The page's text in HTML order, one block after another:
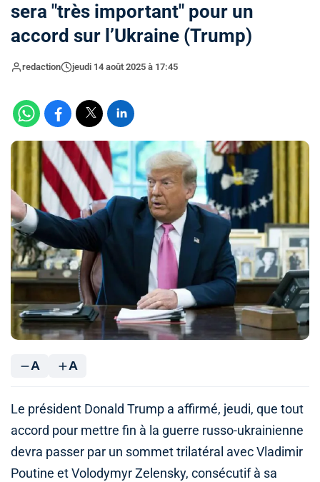
sera "très important" pour un
accord sur l’Ukraine (Trump)
redaction jeudi 14 août 2025 à 17:45
A A
Le président Donald Trump a affirmé, jeudi, que tout
accord pour mettre fin à la guerre russo-ukrainienne
devra passer par un sommet trilatéral avec Vladimir
Poutine et Volodymyr Zelensky, consécutif à sa